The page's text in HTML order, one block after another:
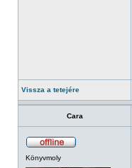
Vissza a tetejére
Cara
Könyvmoly